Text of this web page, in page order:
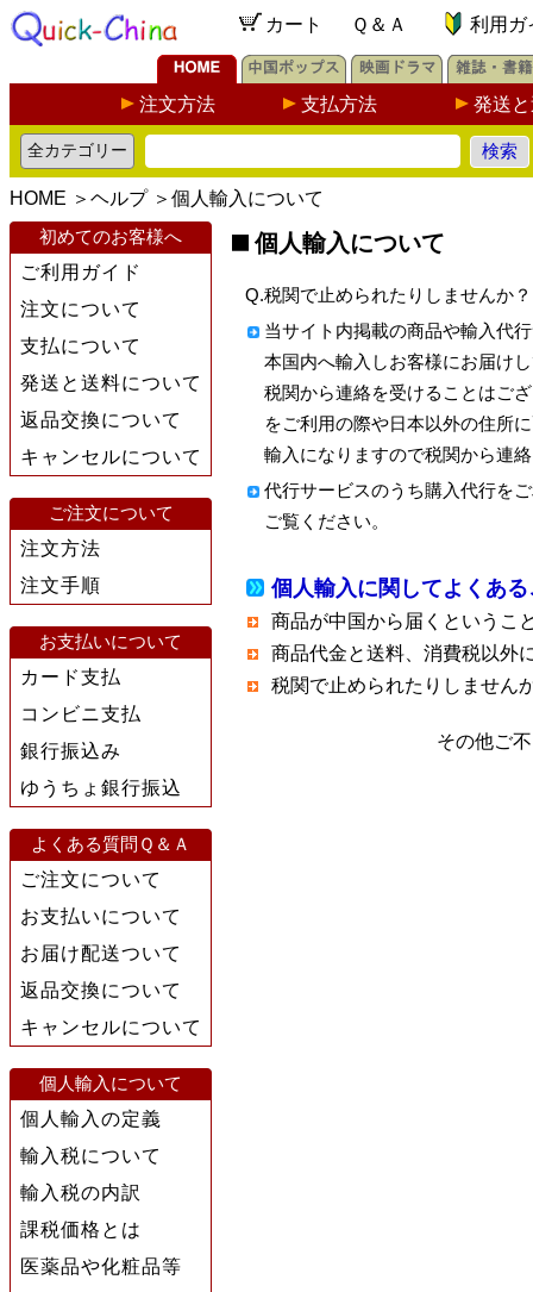
カート Ｑ＆Ａ 利用ガ
注文方法 支払方法 発送
HOME ＞ ヘルプ＞ 個人輸入について
初めてのお客様へ
ご利用ガイド
注文について
支払について
発送と送料について
返品交換について
キャンセルについて
ご注文について
注文方法
注文手順
お支払いについて
カード支払
コンビニ支払
銀行振込み
ゆうちょ銀行振込
よくある質問Ｑ＆Ａ
ご注文について
お支払いについて
お届け配送ついて
返品交換について
キャンセルについて
個人輸入について
個人輸入の定義
輸入税について
輸入税の内訳
課税価格とは
医薬品や化粧品等
個人輸入について
Q.税関で止められたりしませんか？
当サイト内掲載の商品や輸入代
本国内へ輸入しお客様にお届け
税関から連絡を受けることはご
をご利用の際や日本以外の住所
輸入になりますので税関から連
代行サービスのうち購入代行を
ご覧ください。
個人輸入に関してよくある
商品が中国から届くというこ
商品代金と送料、消費税以外
税関で止められたりしません
その他ご